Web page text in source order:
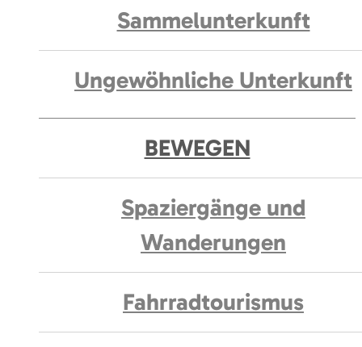
Sammelunterkunft
Ungewöhnliche Unterkunft
BEWEGEN
Spaziergänge und
Wanderungen
Fahrradtourismus